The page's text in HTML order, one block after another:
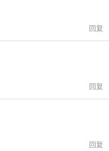
回复
回复
回复